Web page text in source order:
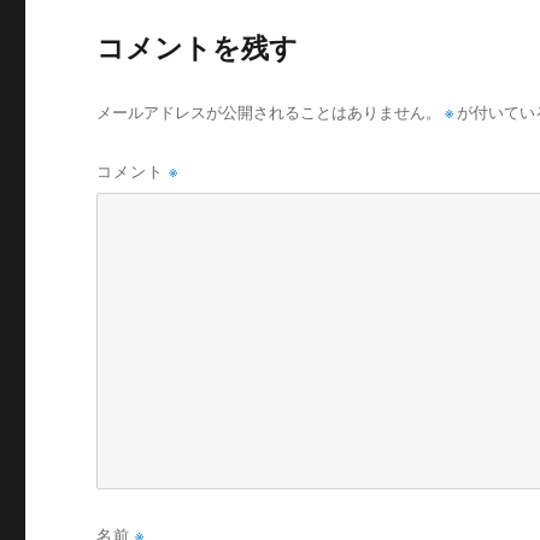
コメントを残す
メールアドレスが公開されることはありません。 ※ が付いて
コメント※
名前※